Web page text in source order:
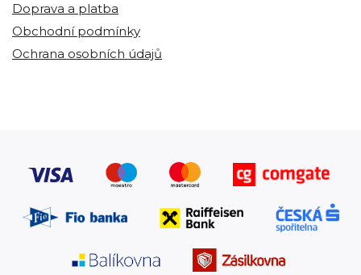
Doprava a platba
Obchodní podmínky
Ochrana osobních údajů